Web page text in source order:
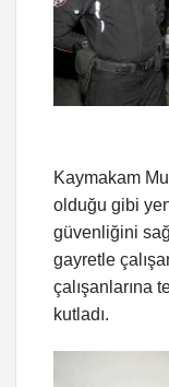
Kaymakam
olduğu gibi
güvenliğini
gayretle
çalışanlarına
kutladı.